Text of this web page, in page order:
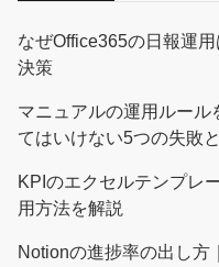
なぜOffice365の日報運
決策
マニュアルの運用ルール
てはいけない5つの失敗
KPIのエクセルテンプレ
用方法を解説
Notionの進捗率の出し方